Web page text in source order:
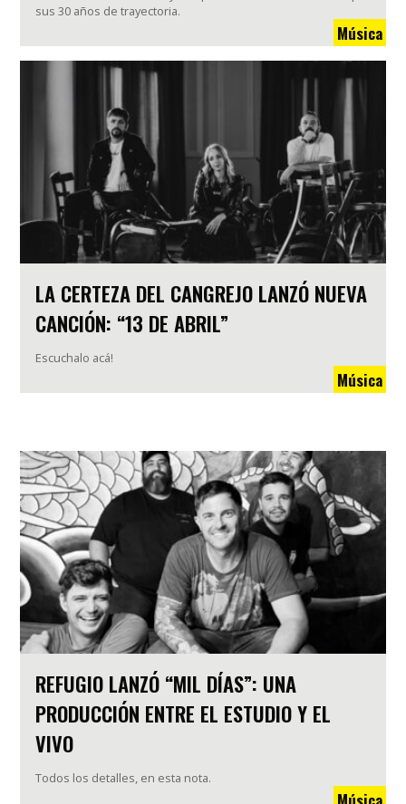
sus 30 años de trayectoria.
Música
LA CERTEZA DEL CANGREJO LANZÓ NUEVA
CANCIÓN: “13 DE ABRIL”
Escuchalo acá!
Música
REFUGIO LANZÓ “MIL DÍAS”: UNA
PRODUCCIÓN ENTRE EL ESTUDIO Y EL
VIVO
Todos los detalles, en esta nota.